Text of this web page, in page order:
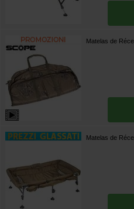
Matelas de
Matelas de